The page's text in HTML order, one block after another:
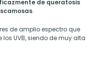
de queratosis
.
de amplio espectro que
UVB, siendo de muy alta